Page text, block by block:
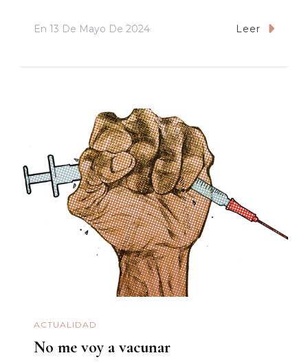
En 13 De Mayo De 2024 Leer
ACTUALIDAD
No me voy a vacunar